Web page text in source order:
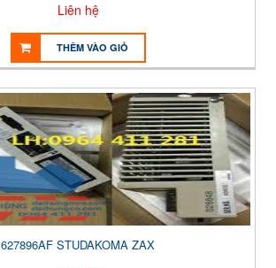
Liên hệ
THÊM VÀO GIỎ
627896AF STUDAKOMA ZAX